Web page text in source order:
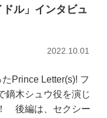
ル」インタビュ
2022.10.01
Prince Letter(s)! フ
鏑木シュウ役を演じ
後編は、セクシー